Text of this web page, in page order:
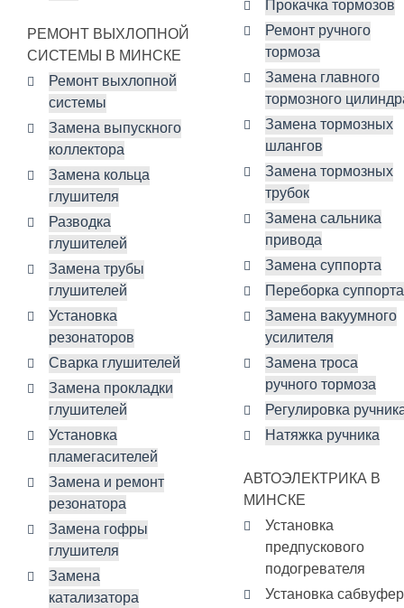
РЕМОНТ ВЫХЛОПНОЙ
СИСТЕМЫ В МИНСКЕ
Ремонт выхлопной
системы
Замена выпускного
коллектора
Замена кольца
глушителя
Разводка
глушителей
Замена трубы
глушителей
Установка
резонаторов
Сварка глушителей
Замена прокладки
глушителей
Установка
пламегасителей
Замена и ремонт
резонатора
Замена гофры
глушителя
Замена
катализатора
Прокачка тормозов
Ремонт ручного
тормоза
Замена главного
тормозного
Замена тормозных
шлангов
Замена тормозных
трубок
Замена сальника
привода
Замена суппорта
Переборка суппорта
Замена вакуумного
усилителя
Замена троса
ручного тормоза
Регулировка
Натяжка ручника
АВТОЭЛЕКТРИКА В
МИНСКЕ
Установка
предпускового
подогревателя
Установка